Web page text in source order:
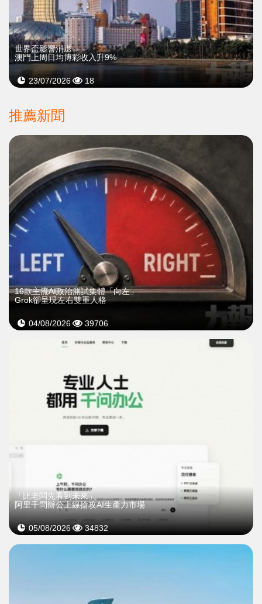
世界盃影響消退
澳門上周日均博彩收入升9%
23/07/2026 18
推薦新聞
16款主流AI政治測試集體「向左」
Grok卻呈現左右雙重人格
04/08/2026 39706
「比老闆先看到未來」
阿里千問辦公上線搶攻AI生產力市場
05/08/2026 34832